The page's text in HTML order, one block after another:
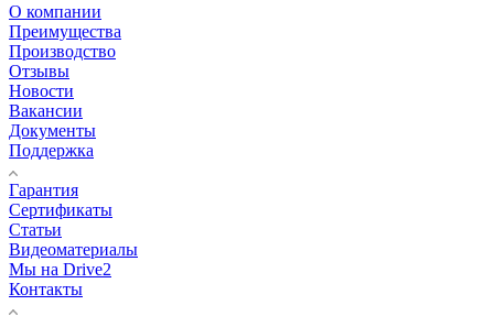
О компании
Преимущества
Производство
Отзывы
Новости
Вакансии
Документы
Поддержка
Гарантия
Сертификаты
Статьи
Видеоматериалы
Мы на Drive2
Контакты